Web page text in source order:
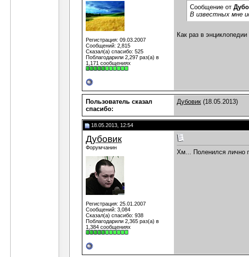
Регистрация: 09.03.2007
Сообщений: 2,815
Сказал(а) спасибо: 525
Поблагодарили 2,297 раз(а) в
1,171 сообщениях
Сообщение от
В известных мне
Как раз в
Пользователь сказал
cпасибо:
Дубовик (18.05.2013)
18.05.2013, 12:54
Дубовик
Форумчанин
Регистрация: 25.01.2007
Сообщений: 3,084
Сказал(а) спасибо: 938
Поблагодарили 2,365 раз(а) в
1,384 сообщениях
Хм... Поленился лично